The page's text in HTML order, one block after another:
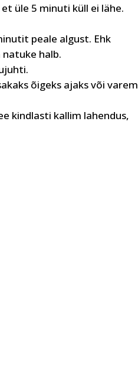
üle 5 minuti küll ei lähe.
peale algust. Ehk
halb.
õigeks ajaks või varem
kindlasti kallim lahendus,